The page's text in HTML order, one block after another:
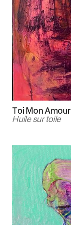
Toi Mon Amour
Huile sur toile